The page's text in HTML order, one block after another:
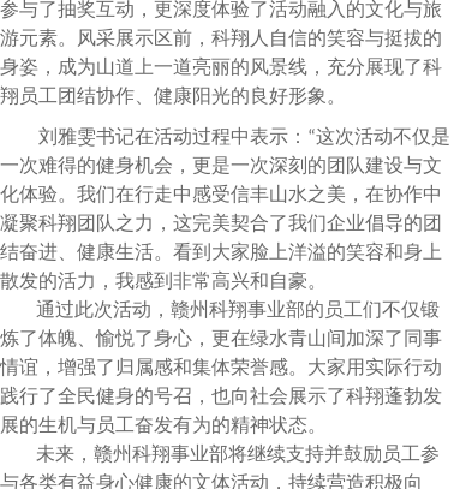
参与了抽奖互动，更深度体验了活动融入的文化与旅
游元素。风采展示区前，科翔人自信的笑容与挺拔的
身姿，成为山道上一道亮丽的风景线，充分展现了科
翔员工团结协作、健康阳光的良好形象。
刘雅雯书记在活动过程中表示：“这次活动不仅是
一次难得的健身机会，更是一次深刻的团队建设与文
化体验。我们在行走中感受信丰山水之美，在协作中
凝聚科翔团队之力，这完美契合了我们企业倡导的团
结奋进、健康生活。看到大家脸上洋溢的笑容和身上
散发的活力，我感到非常高兴和自豪。
通过此次活动，赣州科翔事业部的员工们不仅锻
炼了体魄、愉悦了身心，更在绿水青山间加深了同事
情谊，增强了归属感和集体荣誉感。大家用实际行动
践行了全民健身的号召，也向社会展示了科翔蓬勃发
展的生机与员工奋发有为的精神状态。
未来，赣州科翔事业部将继续支持并鼓励员工参
与各类有益身心健康的文体活动，持续营造积极向